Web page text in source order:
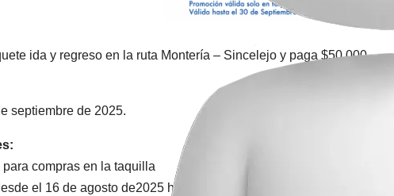
ida y regreso en la ruta Montería – Sincelejo y paga $50.000.
septiembre de 2025.
compras en la taquilla
el 16 de agosto de2025 hasta el 30 de septiembre de 2025.